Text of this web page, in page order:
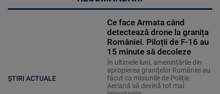
ȘTIRI ACTUALE
Ce face Armata când
detectează drone la granița
României. Piloții de F-16 au
15 minute să decoleze
În ultimele luni, amenințările din
apropierea granițelor României au
făcut ca misiunile de Poliție
Aeriană să devină tot mai